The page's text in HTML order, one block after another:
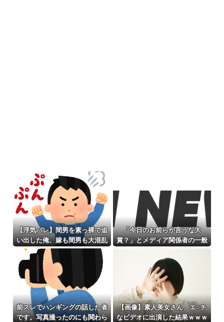
【浮気バレ】間男を素っ裸で追
い出した俺、嫁も間男も大混乱
→結果wwww
「今日のお前らが言うな大
賞？」とメディア関係者の一般
人への苦言にツッコミ殺到、被
災地の避難所でカメラまわすの
は……
前スレでハンギングの話した者
です。写真撮ったのにも関わら
【画像】素人美女さん、エ○チ
なビデオに出演した結果ｗｗｗ